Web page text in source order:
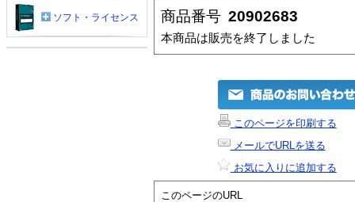
商品番号 20902683
本商品は販売を終了しました
このページを印刷する
メールでURLを送る
お気に入りに追加する
このページのURL
ソフト・ライセンス